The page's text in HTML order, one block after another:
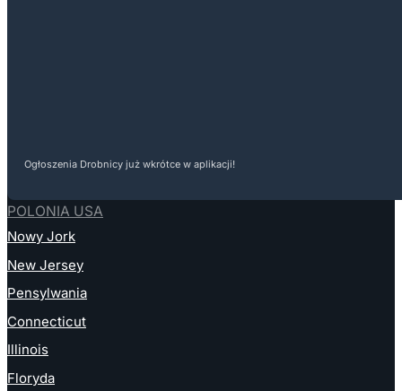
Ogłoszenia Drobnicy już wkrótce w aplikacji!
POLONIA USA
Nowy Jork
New Jersey
Pensylwania
Connecticut
Illinois
Floryda